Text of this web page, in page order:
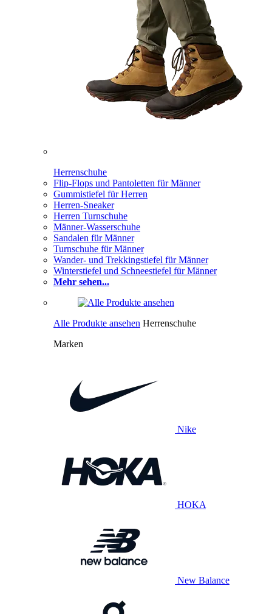
Herrenschuhe
Flip-Flops und Pantoletten für Männer
Gummistiefel für Herren
Herren-Sneaker
Herren Turnschuhe
Männer-Wasserschuhe
Sandalen für Männer
Turnschuhe für Männer
Wander- und Trekkingstiefel für Männer
Winterstiefel und Schneestiefel für Männer
Mehr sehen...
Alle Produkte ansehen Herrenschuhe
Marken
Nike
HOKA
New Balance